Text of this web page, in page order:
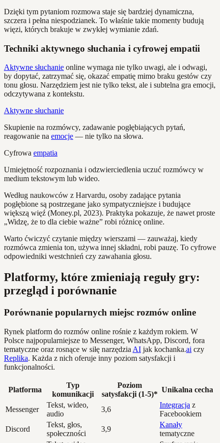
Dzięki tym pytaniom rozmowa staje się bardziej dynamiczna,
szczera i pełna niespodzianek. To właśnie takie momenty budują
więzi, których brakuje w zwykłej wymianie zdań.
Techniki aktywnego słuchania i cyfrowej empatii
Aktywne słuchanie online wymaga nie tylko uwagi, ale i odwagi,
by dopytać, zatrzymać się, okazać empatię mimo braku gestów czy
tonu głosu. Narzędziem jest nie tylko tekst, ale i subtelna gra emocji,
odczytywana z kontekstu.
Aktywne słuchanie
Skupienie na rozmówcy, zadawanie pogłębiających pytań,
reagowanie na emocje — nie tylko na słowa.
Cyfrowa empatia
Umiejętność rozpoznania i odzwierciedlenia uczuć rozmówcy w
medium tekstowym lub wideo.
Według naukowców z Harvardu, osoby zadające pytania
pogłębione są postrzegane jako sympatyczniejsze i budujące
większą więź (Money.pl, 2023). Praktyka pokazuje, że nawet proste
„Widzę, że to dla ciebie ważne” robi różnicę online.
Warto ćwiczyć czytanie między wierszami — zauważaj, kiedy
rozmówca zmienia ton, używa innej składni, robi pauzę. To cyfrowe
odpowiedniki westchnień czy zawahania głosu.
Platformy, które zmieniają reguły gry:
przegląd i porównanie
Porównanie popularnych miejsc rozmów online
Rynek platform do rozmów online rośnie z każdym rokiem. W
Polsce najpopularniejsze to Messenger, WhatsApp, Discord, fora
tematyczne oraz rosnące w siłę narzędzia AI jak kochanka.ai czy
Replika. Każda z nich oferuje inny poziom satysfakcji i
funkcjonalności.
Platforma
Typ
komunikacji
Poziom
satysfakcji (1-5)*
Unikalna cecha
Messenger
Tekst, wideo,
audio
3,6
Integracja z
Facebookiem
Discord
Tekst, głos,
społeczności
3,9
Kanały
tematyczne